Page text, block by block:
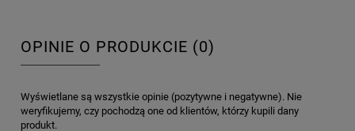
OPINIE O PRODUKCIE (0)
Wyświetlane są wszystkie opinie (pozytywne i negatywne). Nie
weryfikujemy, czy pochodzą one od klientów, którzy kupili dany
produkt.